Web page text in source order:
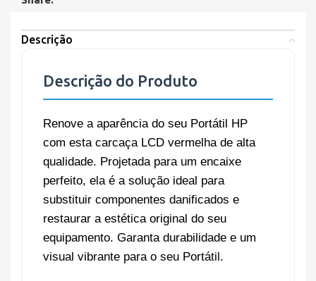
Descrição
Descrição do Produto
Renove a aparência do seu Portátil HP
com esta carcaça LCD vermelha de alta
qualidade. Projetada para um encaixe
perfeito, ela é a solução ideal para
substituir componentes danificados e
restaurar a estética original do seu
equipamento. Garanta durabilidade e um
visual vibrante para o seu Portátil.